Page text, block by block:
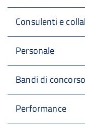
Consulenti e
Personale
Bandi di concorso
Performance